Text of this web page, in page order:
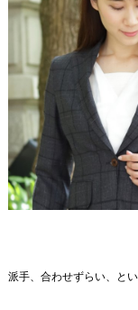
派手、合わせずらい、と